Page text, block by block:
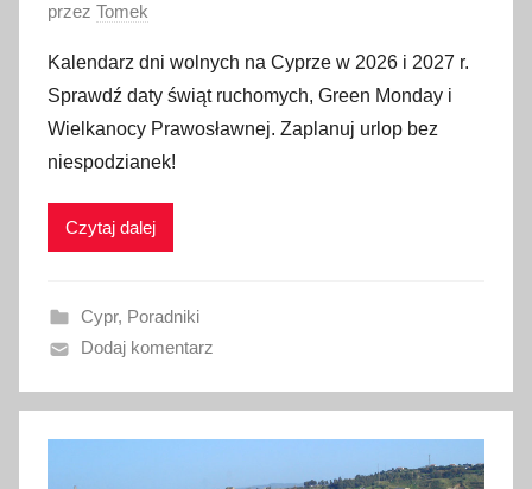
O
u
b
l
i
w
n
o
9
l
przez Tomek
Kalendarz dni wolnych na Cyprze w 2026 i 2027 r.
Sprawdź daty świąt ruchomych, Green Monday i
Wielkanocy Prawosławnej. Zaplanuj urlop bez
niespodzianek!
Czytaj dalej
Cypr, Poradniki
Dodaj komentarz